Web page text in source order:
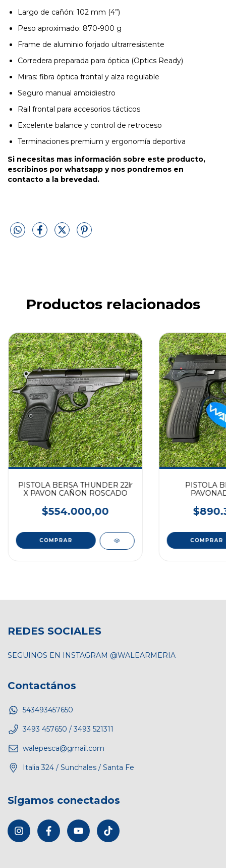
Largo de cañón: 102 mm (4”)
Peso aproximado: 870-900 g
Frame de aluminio forjado ultrarresistente
Corredera preparada para óptica (Optics Ready)
Miras: fibra óptica frontal y alza regulable
Seguro manual ambidiestro
Rail frontal para accesorios tácticos
Excelente balance y control de retroceso
Terminaciones premium y ergonomía deportiva
Si necesitas mas información sobre este producto,
escribinos por whatsapp y nos pondremos en
contacto a la brevedad.
Productos relacionados
PISTOLA BERSA THUNDER 22lr
X PAVON CAÑON ROSCADO
$554.000,00
PISTOLA
REDES SOCIALES
SEGUINOS EN INSTAGRAM @WALEARMERIA
Contactános
543493457650
3493 457650 / 3493 521311
walepesca@gmail.com
Italia 324 / Sunchales / Santa Fe
Sigamos conectados